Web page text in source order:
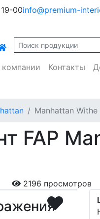
00info@premium-
Контакты
Manhattan
FAP
2196 просмотров